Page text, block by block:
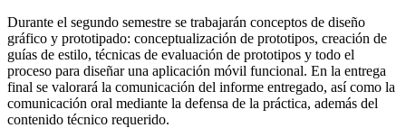
Durante el segundo semestre se trabajarán conceptos de diseño
gráfico y prototipado: conceptualización de prototipos, creación de
guías de estilo, técnicas de evaluación de prototipos y todo el
proceso para diseñar una aplicación móvil funcional. En la entrega
final se valorará la comunicación del informe entregado, así como la
comunicación oral mediante la defensa de la práctica, además del
contenido técnico requerido.